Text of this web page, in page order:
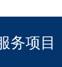
务项目